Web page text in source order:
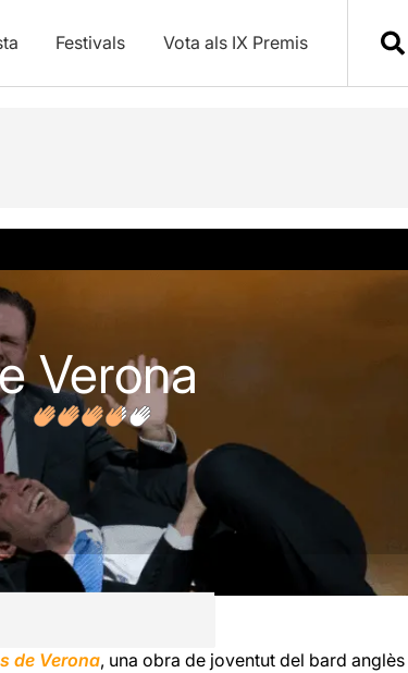
Festivals Vota als IX Premis
Articles
Verona
de Verona, una obra de joventut del bard